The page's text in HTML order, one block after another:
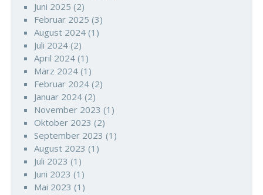
Juni 2025 (2)
Februar 2025 (3)
August 2024(1)
Juli 2024(2)
April 2024(1)
März 2024(1)
Februar 2024(2)
Januar 2024(2)
November 2023 (1)
Oktober 2023 (2)
September 2023 (1)
August 2023 (1)
Juli 2023 (1)
Juni 2023 (1)
Mai 2023 (1)